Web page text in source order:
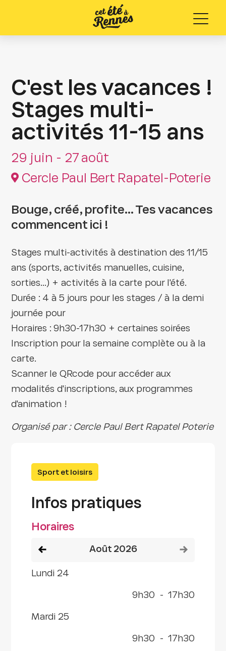
Menu
C'est les vacances !
Stages multi-
activités 11-15 ans
29 juin - 27 août
Cercle Paul Bert Rapatel-Poterie
Bouge, créé, profite... Tes vacances
commencent ici !
Stages multi-activités à destination des 11/15
ans (sports, activités manuelles, cuisine,
sorties...) + activités à la carte pour l'été.
Durée : 4 à 5 jours pour les stages / à la demi
journée pour
Horaires : 9h30-17h30 + certaines soirées
Inscription pour la semaine complète ou à la
carte.
Scanner le QRcode pour accéder aux
modalités d'inscriptions, aux programmes
d'animation !
Organisé par : Cercle Paul Bert Rapatel Poterie
Sport et loisirs
Infos pratiques
Horaires
Voir le mois précédentaoût 2026
lundi 24
9h30 - 17h30
mardi 25
9h30 - 17h30